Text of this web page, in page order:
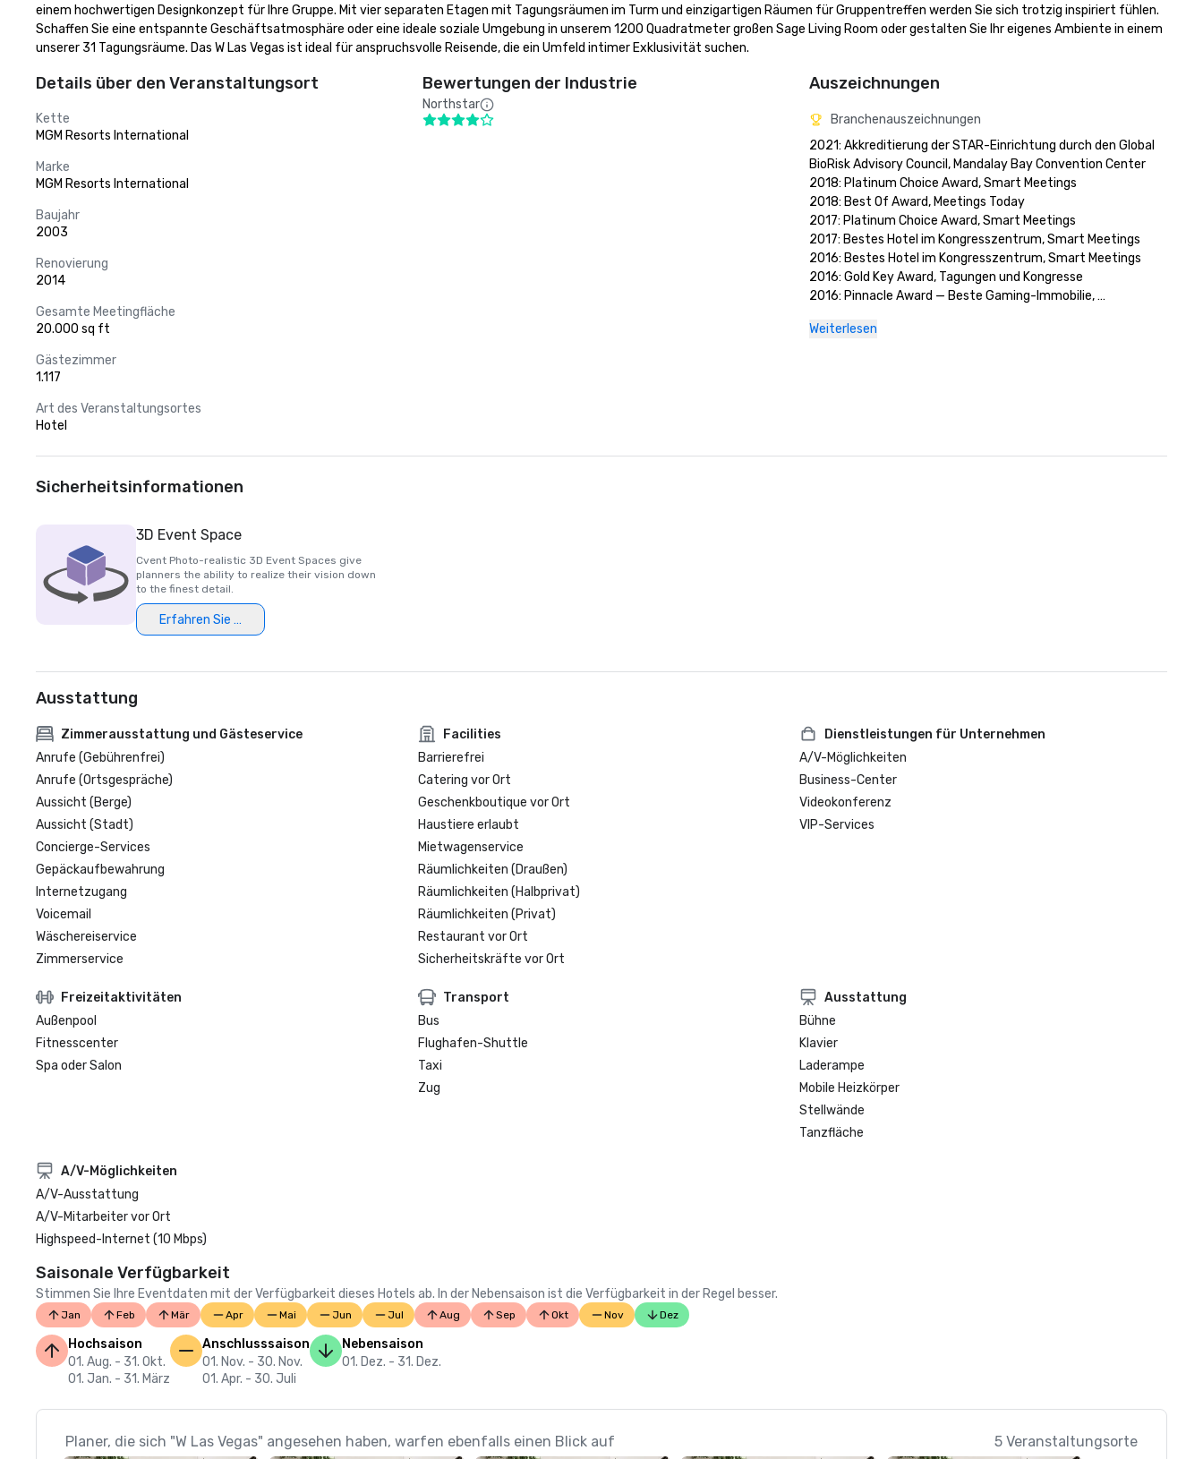
einem hochwertigen Designkonzept für Ihre Gruppe. Mit vier separaten Etagen mit Tagungsräumen im Turm und einzigartigen Räumen für Gruppentreffen werden Sie sich trotzig inspiriert fühlen.
Schaffen Sie eine entspannte Geschäftsatmosphäre oder eine ideale soziale Umgebung in unserem 1200 Quadratmeter großen Sage Living Room oder gestalten Sie Ihr eigenes Ambiente in einem
unserer 31 Tagungsräume. Das W Las Vegas ist ideal für anspruchsvolle Reisende, die ein Umfeld intimer Exklusivität suchen.
Details über den Veranstaltungsort
Kette
MGM Resorts International
Marke
MGM Resorts International
Baujahr
2003
Renovierung
2014
Gesamte Meetingfläche
20.000 sq ft
Gästezimmer
1.117
Art des Veranstaltungsortes
Hotel
Bewertungen der Industrie
Northstar
Auszeichnungen
Branchenauszeichnungen
2021: Akkreditierung der STAR-Einrichtung durch den Global
BioRisk Advisory Council, Mandalay Bay Convention Center
2018: Platinum Choice Award, Smart Meetings
2018: Best Of Award, Meetings Today
2017: Platinum Choice Award, Smart Meetings
2017: Bestes Hotel im Kongresszentrum, Smart Meetings
2016: Bestes Hotel im Kongresszentrum, Smart Meetings
2016: Gold Key Award, Tagungen und Kongresse
2016: Pinnacle Award — Beste Gaming-Immobilie,
2016: Best of Award, Meetings Today
Weiterlesen
Sicherheitsinformationen
3D Event Space
Cvent Photo-realistic 3D Event Spaces give
planners the ability to realize their vision down
to the finest detail.
Erfahren Sie mehr
Ausstattung
Zimmerausstattung und Gästeservice
Anrufe (Gebührenfrei)
Anrufe (Ortsgespräche)
Aussicht (Berge)
Aussicht (Stadt)
Concierge-Services
Gepäckaufbewahrung
Internetzugang
Voicemail
Wäschereiservice
Zimmerservice
Facilities
Barrierefrei
Catering vor Ort
Geschenkboutique vor Ort
Haustiere erlaubt
Mietwagenservice
Räumlichkeiten (Draußen)
Räumlichkeiten (Halbprivat)
Räumlichkeiten (Privat)
Restaurant vor Ort
Sicherheitskräfte vor Ort
Dienstleistungen für Unternehmen
A/V-Möglichkeiten
Business-Center
Videokonferenz
VIP-Services
Freizeitaktivitäten
Außenpool
Fitnesscenter
Spa oder Salon
Transport
Bus
Flughafen-Shuttle
Taxi
Zug
Ausstattung
Bühne
Klavier
Laderampe
Mobile Heizkörper
Stellwände
Tanzfläche
A/V-Möglichkeiten
A/V-Ausstattung
A/V-Mitarbeiter vor Ort
Highspeed-Internet (10 Mbps)
Saisonale Verfügbarkeit
Stimmen Sie Ihre Eventdaten mit der Verfügbarkeit dieses Hotels ab. In der Nebensaison ist die Verfügbarkeit in der Regel besser.
Jan Feb Mär Apr Mai Jun Jul Aug Sep Okt Nov Dez
Hochsaison
01. Aug. - 31. Okt.
01. Jan. - 31. März
Anschlusssaison
01. Nov. - 30. Nov.
01. Apr. - 30. Juli
Nebensaison
01. Dez. - 31. Dez.
Planer, die sich "W Las Vegas" angesehen haben, warfen ebenfalls einen Blick auf 5 Veranstaltungsorte